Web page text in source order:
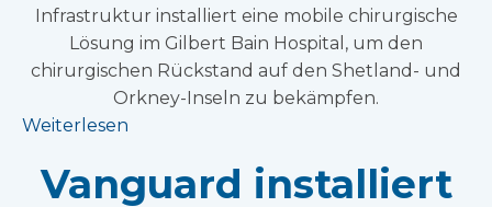
Infrastruktur installiert eine mobile chirurgische
Lösung im Gilbert Bain Hospital, um den
chirurgischen Rückstand auf den Shetland- und
Orkney-Inseln zu bekämpfen.
Weiterlesen
Vanguard installiert